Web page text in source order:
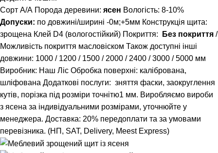
Сорт А/А Порода деревини: ясен Вологість: 8-10%
Допуски: по довжині/ширині -0м;+5мм Конструкція щита:
зрощена Клей D4 (вологостійкий) Покриття:
Без покриття /
Можливість покриття масловіском Також доступні інші
довжини: 1000 / 1200 / 1500 / 2000 / 2400 /3000 /5000 мм
Виробник: Наш Ліс Обробка поверхні: калібрована,
шліфована Додаткові послуги: зняття фаски, заокруглення
кутів, порізка під розміри точнітю1 мм. Виробляємо вироби
з ясена за індивідуальними розмірами, уточнюйте у
менеджера. Доставка: 20% передоплати та за умовами
перевізника. (НП, SAT, Delivery, Meest Express)